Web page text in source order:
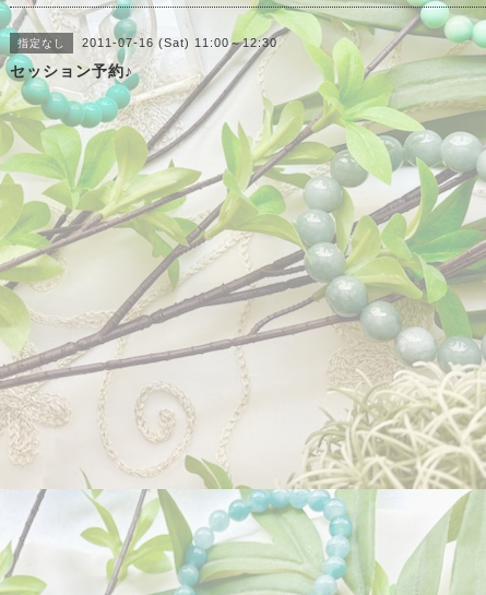
指定なし 2011-07-16 (Sat) 11:00～12:30
セッション予約♪